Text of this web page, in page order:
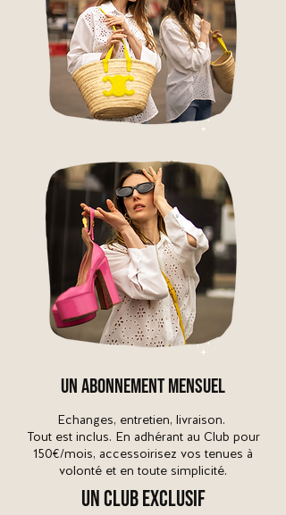
UN ABONNEMENT MENSUEL
Echanges, ​entretien, livraison.
Tout est inclus. En adhérant au Club pour
150€/mois, accessoirisez vos tenues à
volonté et en toute simplicité.
UN CLUB EXCLUSIF